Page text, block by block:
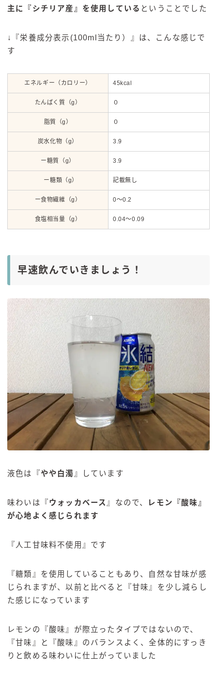
主に『シチリア産』を使用している ということでした
↓『栄養成分表示(100ml当たり）』は、こんな感じで
す
エネルギー（カロリー） 45kcal
たんぱく質（g） ０
脂質（g） ０
炭水化物（g） 3.9
ー糖質（g） 3.9
ー糖類（g） 記載無し
ー食物繊維（g） 0～0.2
食塩相当量（g） 0.04～0.09
早速飲んでいきましょう！
液色は『やや白濁 』しています
味わいは『ウォッカベース 』なので、
レモン『酸味』
が心地よく感じられます
『人工甘味料不使用』です
『糖類』を使用していることもあり、自然な甘味が感
じられますが、以前と比べると
『甘味』を少し減らし
た感じになっています
レモンの『酸味』が際立ったタイプではないので、
『甘味』と『酸味』のバランスよく、全体的にすっき
りと飲める味わいに仕上がっていました